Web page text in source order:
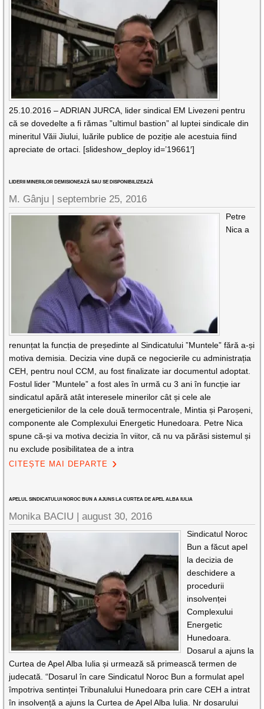
25.10.2016 – ADRIAN JURCA, lider sindical EM Livezeni pentru
că se dovedelte a fi rămas ”ultimul bastion” al luptei sindicale din
mineritul Văii Jiului, luările publice de poziție ale acestuia fiind
apreciate de ortaci. [slideshow_deploy id=’19661′]
LIDERII MINERILOR DEMISIONEAZĂ SAU SE DISPONIBILIZEAZĂ
M. Gânju |septembrie 25, 2016
Petre
Nica a
renunțat la funcția de președinte al Sindicatului ”Muntele” fără a-și
motiva demisia. Decizia vine după ce negocierile cu administrația
CEH, pentru noul CCM, au fost finalizate iar documentul adoptat.
Fostul lider ”Muntele” a fost ales în urmă cu 3 ani în funcție iar
sindicatul apără atât interesele minerilor cât și cele ale
energeticienilor de la cele două termocentrale, Mintia și Paroșeni,
componente ale Complexului Energetic Hunedoara. Petre Nica
spune că-și va motiva decizia în viitor, că nu va părăsi sistemul și
nu exclude posibilitatea de a intra
CITEȘTE MAI DEPARTE
APELUL SINDICATULUI NOROC BUN A AJUNS LA CURTEA DE APEL ALBA IULIA
Monika BACIU |august 30, 2016
Sindicatul Noroc
Bun a făcut apel
la decizia de
deschidere a
procedurii
insolvenței
Complexului
Energetic
Hunedoara.
Dosarul a ajuns la
Curtea de Apel Alba Iulia și urmează să primească termen de
judecată. “Dosarul în care Sindicatul Noroc Bun a formulat apel
împotriva sentinței Tribunalului Hunedoara prin care CEH a intrat
în insolvență a ajuns la Curtea de Apel Alba Iulia. Nr dosarului